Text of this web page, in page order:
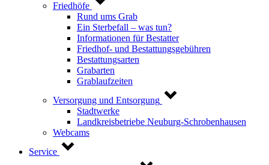
Friedhöfe
Rund ums Grab
Ein Sterbefall – was tun?
Informationen für Bestatter
Friedhof- und Bestattungsgebühren
Bestattungsarten
Grabarten
Grablaufzeiten
Versorgung und Entsorgung
Stadtwerke
Landkreisbetriebe Neuburg-Schrobenhausen
Webcams
Service